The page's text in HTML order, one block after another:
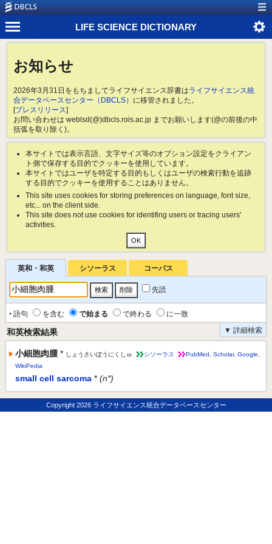
LIFE SCIENCE DICTIONARY
お知らせ
2026年3月31日をもちましてライフサイエンス辞書はライフサイエンス統
合データベースセンター（DBCLS） に移管されました。
[プレスリリース]
お問い合わせは weblsd(@)dbcls.rois.ac.jp までお願いします(@の前後の中
括弧を取り除く)。
本サイトでは表示言語、文字サイズ等のオプション設定をクライアン
ト側で保存する目的でクッキーを使用しています。
本サイトではユーザを特定する目的もしくはユーザの検索行動を追跡
する目的でクッキーを使用することはありません。
This site uses cookies for storing preferences on language, font size,
etc... on the client side.
This site does not use cookies for identifing users or tracing users'
activities.
英和・和英 シソーラス コーパス
先読
‣ 語句 を含む で始まる で終わる
に一致
▼ 詳細検索
和英検索結果
小細胞肉腫 * しょうさいぼうにくしゅ シソーラス PubMed Scholar, Google
WikiPedia
small cell sarcoma * (n*)
Copyright2026 ライフサイエンス統合データベースセンター